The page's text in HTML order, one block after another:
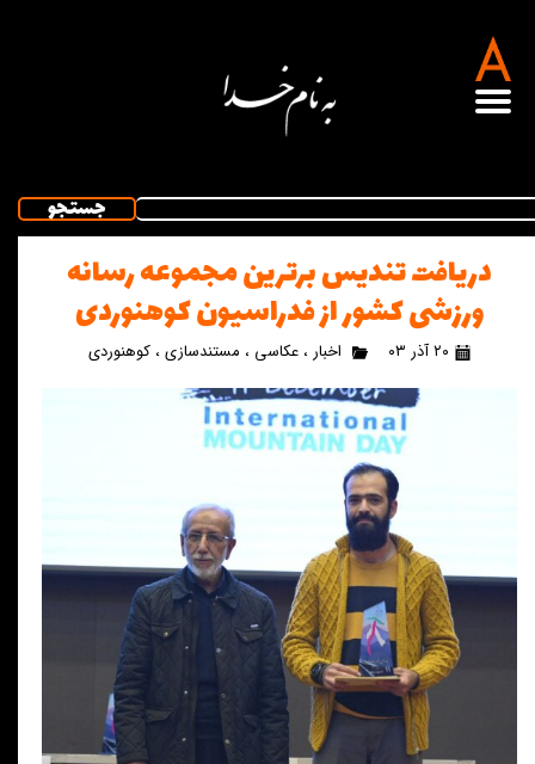
دریافت تندیس برترین مجموعه رسانه
ورزشی کشور از فدراسیون کوهنوردی
۲۰ آذر ۰۳ اخبار ، عکاسی ، مستندسازی، کوهنوردی
جستجو